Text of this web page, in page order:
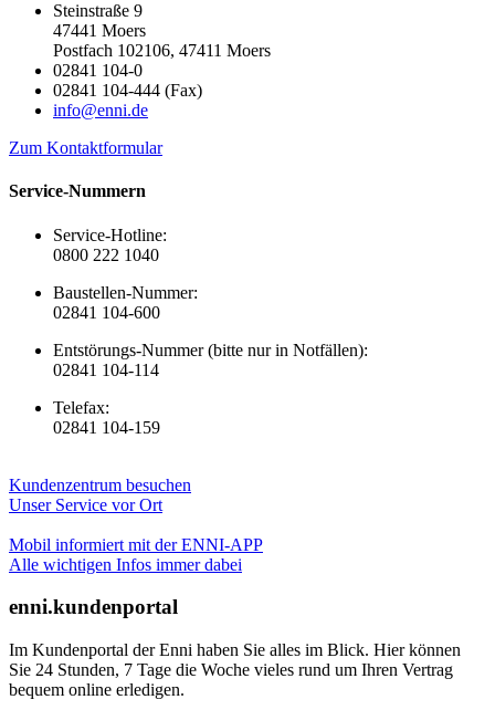
Steinstraße 9
47441 Moers
Postfach 102106, 47411 Moers
02841 104-0
02841 104-444 (Fax)
info@enni.de
Zum Kontaktformular
Service-Nummern
Service-Hotline:
0800 222 1040
Baustellen-Nummer:
02841 104-600
Entstörungs-Nummer (bitte nur in Notfällen):
02841 104-114
Telefax:
02841 104-159
Kundenzentrum besuchen
Unser Service vor Ort
Mobil informiert mit der ENNI-APP
Alle wichtigen Infos immer dabei
enni.kundenportal
Im Kundenportal der Enni haben Sie alles im Blick. Hier können
Sie 24 Stunden, 7 Tage die Woche vieles rund um Ihren Vertrag
bequem online erledigen.